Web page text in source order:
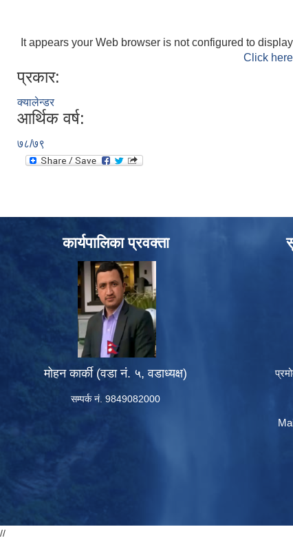
It appears your Web browser is not configured to
Click
प्रकार:
क्यालेन्डर
आर्थिक वर्ष:
७८/७९
कार्यपालिका प्रवक्ता
मोहन कार्की (वडा नं. ५, वडाध्यक्ष)
सम्पर्क नं. 9849082000
//